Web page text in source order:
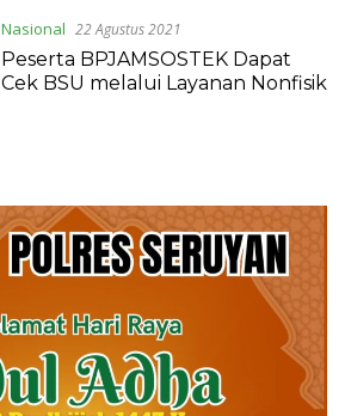
Nasional 22 Agustus 2021
Peserta BPJAMSOSTEK Dapat
Cek BSU melalui Layanan Nonfisik